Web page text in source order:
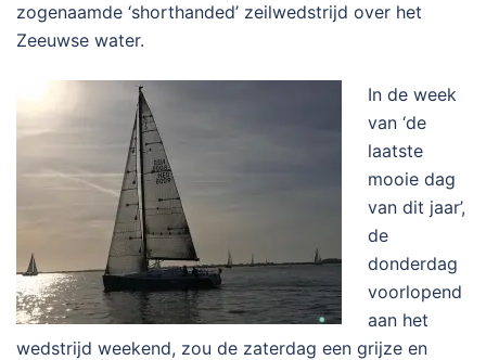
zogenaamde ‘shorthanded’ zeilwedstrijd over het
Zeeuwse water.
In de week
van ‘de
laatste
mooie dag
van dit jaar’,
de
donderdag
voorlopend
aan het
wedstrijd weekend, zou de zaterdag een grijze en